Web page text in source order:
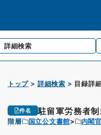
詳細検索
トップ 詳細検索 目録詳
件名 駐留軍労務者
階層 国立公文書館 内閣